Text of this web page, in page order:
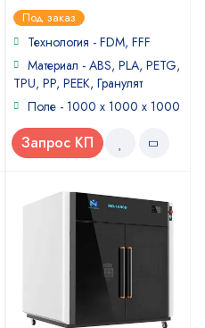
0
out
of
Под заказ
Технология - FDM, FFF
Материал - ABS, PLA, PETG,
TPU, PP, PEEK, Гранулят
Поле - 1000 x 1000 x 1000
Запрос КП